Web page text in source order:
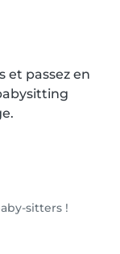
et passez en
sitters !